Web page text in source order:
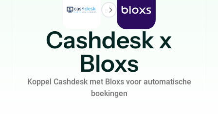
Cashdesk x
Bloxs
Koppel Cashdesk met Bloxs voor automatische
boekingen